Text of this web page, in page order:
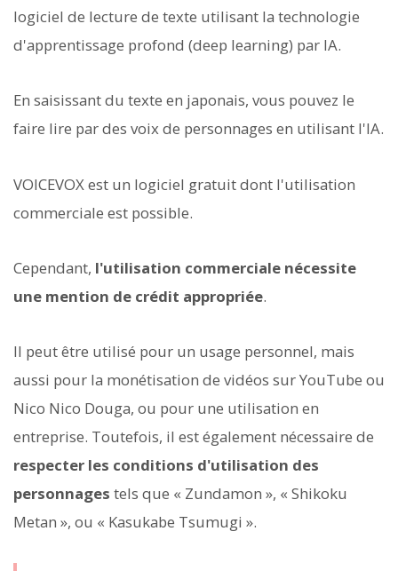
logiciel de lecture de texte utilisant la technologie
d'apprentissage profond (deep learning) par IA.
En saisissant du texte en japonais, vous pouvez le
faire lire par des voix de personnages en utilisant l'IA.
VOICEVOX est un logiciel gratuit dont l'utilisation
commerciale est possible.
Cependant, l'utilisation commerciale nécessite
une mention de crédit appropriée.
Il peut être utilisé pour un usage personnel, mais
aussi pour la monétisation de vidéos sur YouTube ou
Nico Nico Douga, ou pour une utilisation en
entreprise. Toutefois, il est également nécessaire de
respecter les conditions d'utilisation des
personnages tels que « Zundamon », « Shikoku
Metan », ou « Kasukabe Tsumugi ».